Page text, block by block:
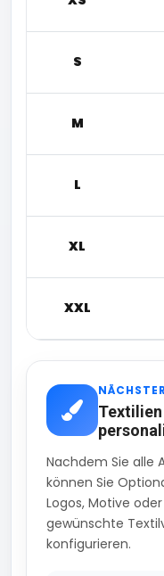
S
M
L
XL
XXL
Textilien
Nachdem Sie alle
können Sie
Logos, Motive
gewünschte
konfigurieren.